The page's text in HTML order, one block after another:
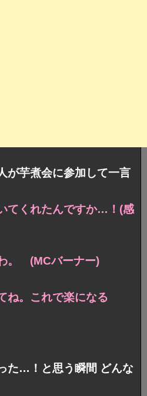
が芋煮会に参加して一言
てくれたんですか…！(感
。 (MCバーナー)
ね。これで楽になる
た…！と思う瞬間 どんな